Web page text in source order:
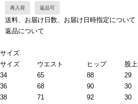
再入荷 返品可
送料、お届け日数、お届け日時指定について
返品について
サイズ
サイズ
ウエスト ヒップ 股上
34
65 88 29
36
68 90 30
38
71 92 30